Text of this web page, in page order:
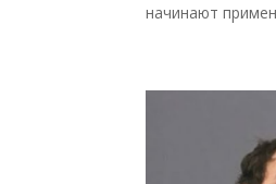
начинают